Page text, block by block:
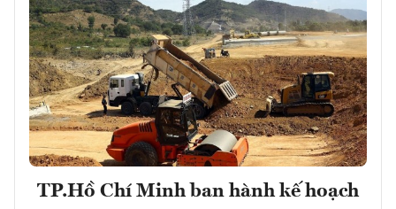
TP.Hồ Chí Minh ban hành kế hoạch